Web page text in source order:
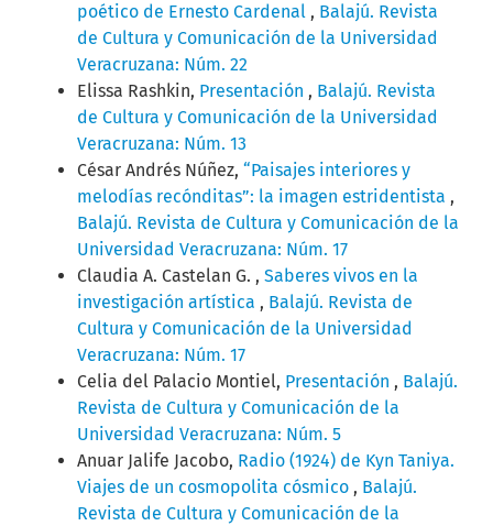
poético de Ernesto Cardenal , Balajú. Revista
de Cultura y Comunicación de la Universidad
Veracruzana: Núm. 22
Elissa Rashkin, Presentación , Balajú. Revista
de Cultura y Comunicación de la Universidad
Veracruzana: Núm. 13
César Andrés Núñez, “Paisajes interiores y
melodías recónditas”: la imagen estridentista ,
Balajú. Revista de Cultura y Comunicación de la
Universidad Veracruzana: Núm. 17
Claudia A. Castelan G. , Saberes vivos en la
investigación artística , Balajú. Revista de
Cultura y Comunicación de la Universidad
Veracruzana: Núm. 17
Celia del Palacio Montiel, Presentación , Balajú.
Revista de Cultura y Comunicación de la
Universidad Veracruzana: Núm. 5
Anuar Jalife Jacobo, Radio (1924) de Kyn Taniya.
Viajes de un cosmopolita cósmico , Balajú.
Revista de Cultura y Comunicación de la